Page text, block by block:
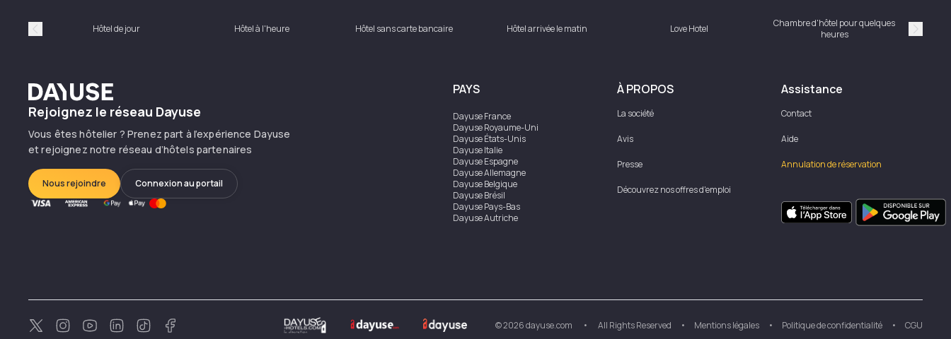
Précédent Hôtel de jour Hôtel à l'heure Hôtel sans carte bancaire Hôtel arrivée le matin Love Hotel
Chambre d'hôtel pour quelques
heures
Dayuse
Rejoignez le réseau Dayuse
Vous êtes hôtelier ? Prenez part à l’expérience Dayuse
et rejoignez notre réseau d’hôtels partenaires
Nous rejoindre Connexion au portail
PAYS
DayuseFrance
DayuseRoyaume-Uni
DayuseÉtats-Unis
DayuseItalie
DayuseEspagne
DayuseAllemagne
DayuseBelgique
DayuseBrésil
DayusePays-Bas
DayuseAutriche
DayuseThaïlande
Dayuse
Corée
Dayuse
Nouvelle-Zélande
À PROPOS
La société
Avis
Presse
Découvrez nos offres d'emploi
Assistance
Contact
Aide
Annulation de réservation
©2026dayuse.com • All Rights Reserved • Mentions légales • Politique de confidentialité • CGU